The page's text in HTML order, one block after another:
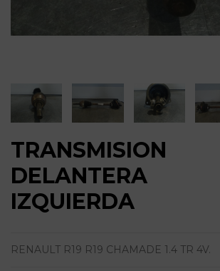
TRANSMISION
DELANTERA
IZQUIERDA
RENAULT R19 R19 CHAMADE 1.4 TR 4V.